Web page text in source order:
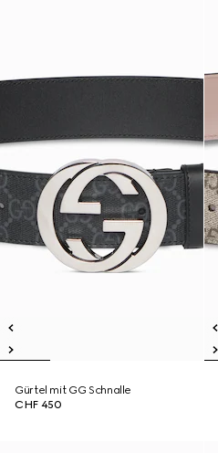
Gürtel mit GG Schnalle
CHF 450